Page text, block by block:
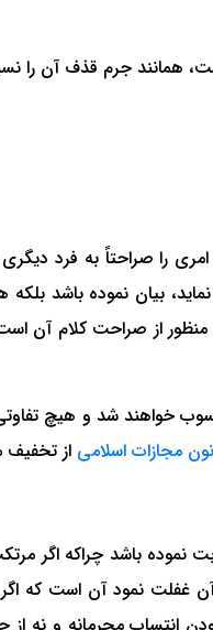
همانند جرم قذف آن را
را صراحتاً به فرد
بیان نموده باشد بلکه
منظور از صراحت کلام
خواهند شد و هیچ
از تخفیف
باشد چراکه اگر
غفلت نمود آن است که اگر